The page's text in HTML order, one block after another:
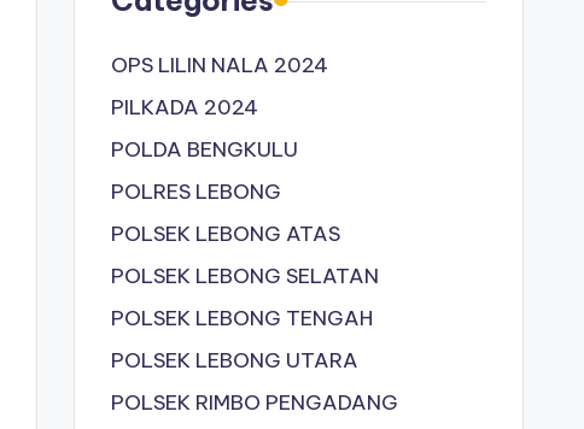
OPS LILIN NALA 2024
PILKADA 2024
POLDA BENGKULU
POLRES LEBONG
POLSEK LEBONG ATAS
POLSEK LEBONG SELATAN
POLSEK LEBONG TENGAH
POLSEK LEBONG UTARA
POLSEK RIMBO PENGADANG